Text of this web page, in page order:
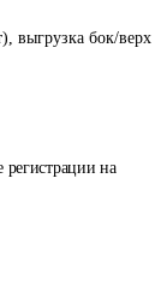
регистрации на
выгрузка бок/верх